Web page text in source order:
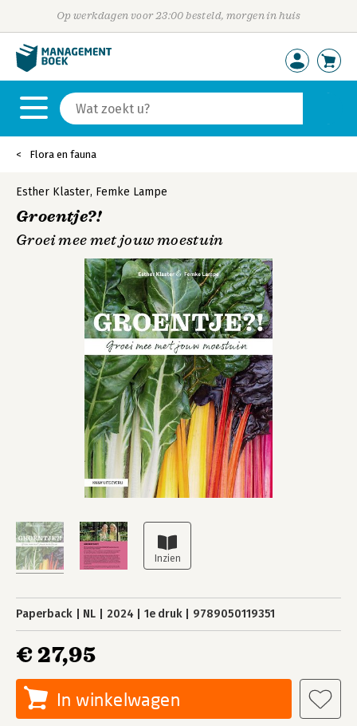
Op werkdagen voor 23:00 besteld, morgen in huis
Flora en fauna
Esther Klaster, Femke Lampe
Groentje?!
Groei mee met jouw moestuin
Paperback NL 2024 1e druk 9789050119351
€ 27,95
In winkelwagen